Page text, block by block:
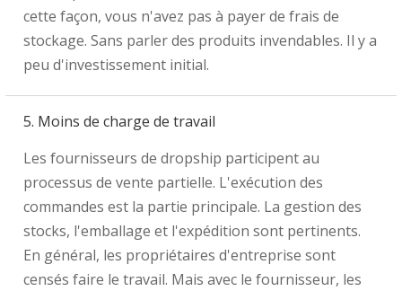
cette façon, vous n'avez pas à payer de frais de
stockage. Sans parler des produits invendables. Il y a
peu d'investissement initial.
5. Moins de charge de travail
Les fournisseurs de dropship participent au
processus de vente partielle. L'exécution des
commandes est la partie principale. La gestion des
stocks, l'emballage et l'expédition sont pertinents.
En général, les propriétaires d'entreprise sont
censés faire le travail. Mais avec le fournisseur, les